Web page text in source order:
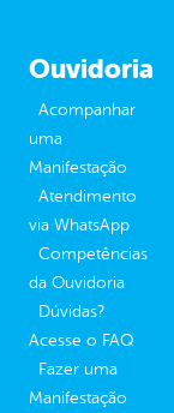
Ouvidoria
Acompanhar
uma
Manifestação
Atendimento
via WhatsApp
Competências
da Ouvidoria
Dúvidas?
Acesse o FAQ
Fazer uma
Manifestação